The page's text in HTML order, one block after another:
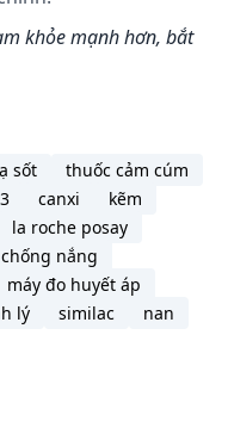
khỏe mạnh hơn, bắt
sốt
thuốc cảm cúm
canxi
kẽm
la roche posay
nắng
máy đo huyết áp
lý similac
nan